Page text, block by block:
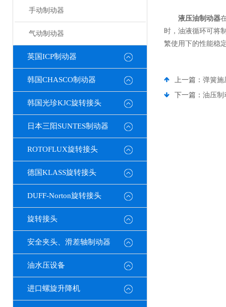
手动制动器
气动制动器
英国ICP制动器
韩国CHASCO制动器
韩国光珍KJC旋转接头
日本三阳SUNTES制动器
ROTOFLUX旋转接头
德国KLASS旋转接头
DUFF-Norton旋转接头
旋转接头
安全夹头、滑差轴制动器
油水压设备
进口螺旋升降机
液压油制动器
时，油液循环可将
繁使用下的性能稳
上一篇： 弹簧施
下一篇： 油压制